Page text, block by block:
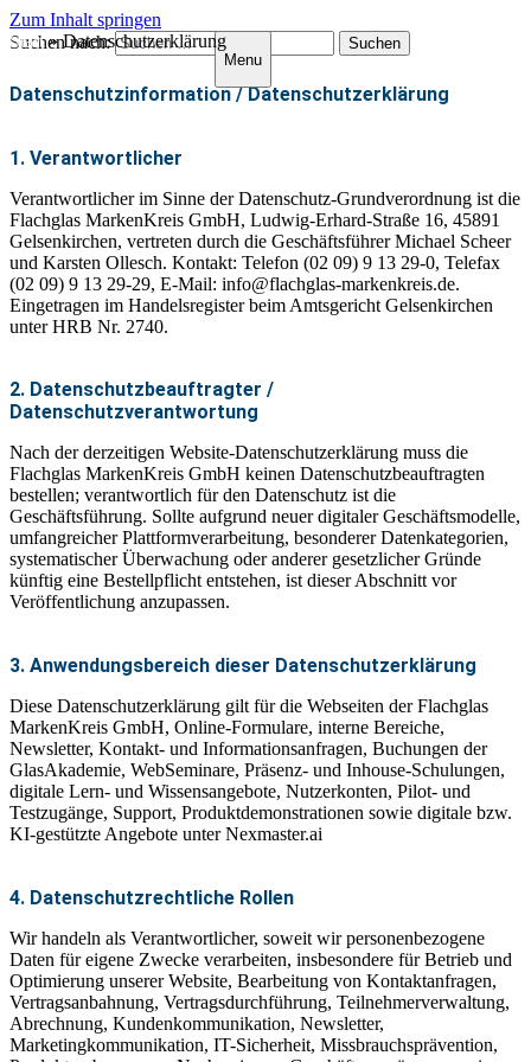
Zum Inhalt springen
Suchen nach:
Menu
Start»Datenschutzerklärung
Datenschutzerklärung
Datenschutzinformation / Datenschutzerklärung
1. Verantwortlicher
Verantwortlicher im Sinne der Datenschutz-Grundverordnung ist die
Flachglas MarkenKreis GmbH, Ludwig-Erhard-Straße 16, 45891
Gelsenkirchen, vertreten durch die Geschäftsführer Michael Scheer
und Karsten Ollesch. Kontakt: Telefon (02 09) 9 13 29-0, Telefax
(02 09) 9 13 29-29, E-Mail: info@flachglas-markenkreis.de.
Eingetragen im Handelsregister beim Amtsgericht Gelsenkirchen
unter HRB Nr. 2740.
2. Datenschutzbeauftragter /
Datenschutzverantwortung
Nach der derzeitigen Website-Datenschutzerklärung muss die
Flachglas MarkenKreis GmbH keinen Datenschutzbeauftragten
bestellen; verantwortlich für den Datenschutz ist die
Geschäftsführung. Sollte aufgrund neuer digitaler Geschäftsmodelle,
umfangreicher Plattformverarbeitung, besonderer Datenkategorien,
systematischer Überwachung oder anderer gesetzlicher Gründe
künftig eine Bestellpflicht entstehen, ist dieser Abschnitt vor
Veröffentlichung anzupassen.
3. Anwendungsbereich dieser Datenschutzerklärung
Diese Datenschutzerklärung gilt für die Webseiten der Flachglas
MarkenKreis GmbH, Online-Formulare, interne Bereiche,
Newsletter, Kontakt- und Informationsanfragen, Buchungen der
GlasAkademie, WebSeminare, Präsenz- und Inhouse-Schulungen,
digitale Lern- und Wissensangebote, Nutzerkonten, Pilot- und
Testzugänge, Support, Produktdemonstrationen sowie digitale bzw.
KI-gestützte Angebote unter Nexmaster.ai
4. Datenschutzrechtliche Rollen
Wir handeln als Verantwortlicher, soweit wir personenbezogene
Daten für eigene Zwecke verarbeiten, insbesondere für Betrieb und
Optimierung unserer Website, Bearbeitung von Kontaktanfragen,
Vertragsanbahnung, Vertragsdurchführung, Teilnehmerverwaltung,
Abrechnung, Kundenkommunikation, Newsletter,
Marketingkommunikation, IT-Sicherheit, Missbrauchsprävention,